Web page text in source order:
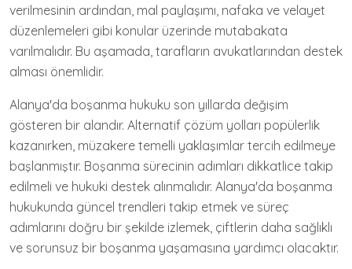
verilmesinin ardından, mal paylaşımı, nafaka ve velayet
düzenlemeleri gibi konular üzerinde mutabakata
varılmalıdır. Bu aşamada, tarafların avukatlarından destek
alması önemlidir.
Alanya'da boşanma hukuku son yıllarda değişim
gösteren bir alandır. Alternatif çözüm yolları popülerlik
kazanırken, müzakere temelli yaklaşımlar tercih edilmeye
başlanmıştır. Boşanma sürecinin adımları dikkatlice takip
edilmeli ve hukuki destek alınmalıdır. Alanya'da boşanma
hukukunda güncel trendleri takip etmek ve süreç
adımlarını doğru bir şekilde izlemek, çiftlerin daha sağlıklı
ve sorunsuz bir boşanma yaşamasına yardımcı olacaktır.